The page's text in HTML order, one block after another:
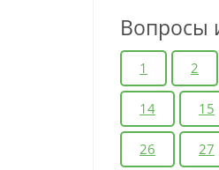
Вопросы
1 2
14 15
26 27